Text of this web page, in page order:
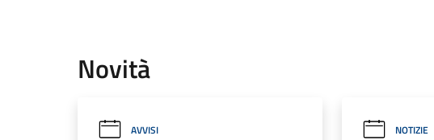
Novità
AVVISI NOTIZIE